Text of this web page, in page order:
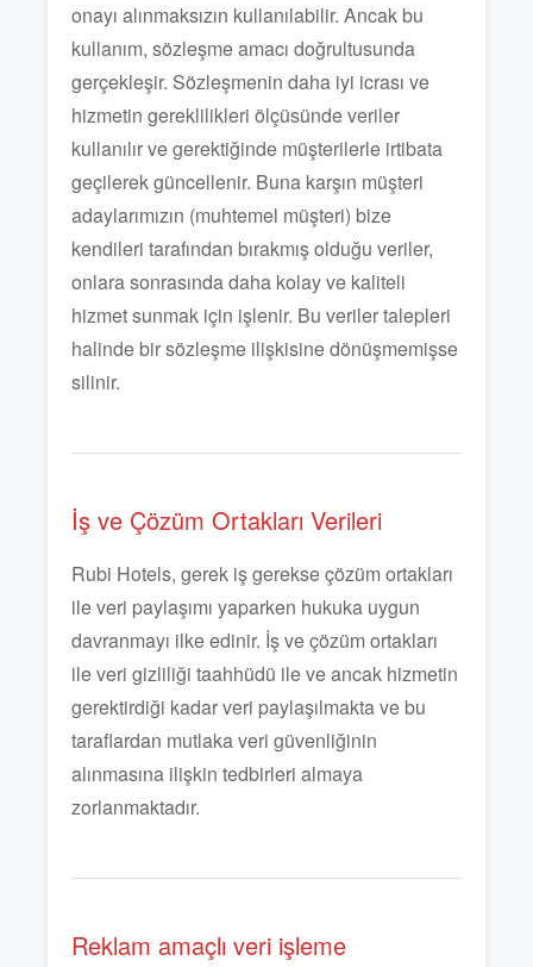
onayı alınmaksızın kullanılabilir. Ancak bu
kullanım, sözleşme amacı doğrultusunda
gerçekleşir. Sözleşmenin daha iyi icrası ve
hizmetin gereklilikleri ölçüsünde veriler
kullanılır ve gerektiğinde müşterilerle irtibata
geçilerek güncellenir. Buna karşın müşteri
adaylarımızın (muhtemel müşteri) bize
kendileri tarafından bırakmış olduğu veriler,
onlara sonrasında daha kolay ve kaliteli
hizmet sunmak için işlenir. Bu veriler talepleri
halinde bir sözleşme ilişkisine dönüşmemişse
silinir.
İş ve Çözüm Ortakları Verileri
Rubi Hotels, gerek iş gerekse çözüm ortakları
ile veri paylaşımı yaparken hukuka uygun
davranmayı ilke edinir. İş ve çözüm ortakları
ile veri gizliliği taahhüdü ile ve ancak hizmetin
gerektirdiği kadar veri paylaşılmakta ve bu
taraflardan mutlaka veri güvenliğinin
alınmasına ilişkin tedbirleri almaya
zorlanmaktadır.
Reklam amaçlı veri işleme